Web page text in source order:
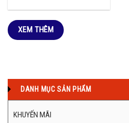
XEM THÊM
DANH MỤC SẢN PHẨM
KHUYẾN MÃI